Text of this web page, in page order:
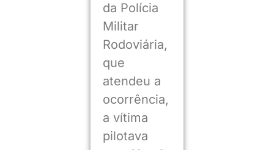
da Polícia
Militar
Rodoviária,
que
atendeu a
ocorrência,
a vítima
pilotava